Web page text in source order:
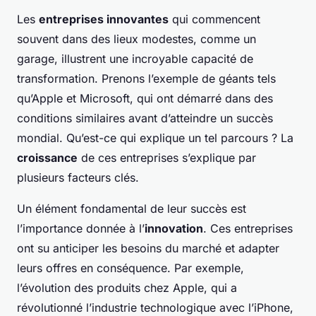
Les entreprises innovantes qui commencent
souvent dans des lieux modestes, comme un
garage, illustrent une incroyable capacité de
transformation. Prenons l’exemple de géants tels
qu’Apple et Microsoft, qui ont démarré dans des
conditions similaires avant d’atteindre un succès
mondial. Qu’est-ce qui explique un tel parcours ? La
croissance de ces entreprises s’explique par
plusieurs facteurs clés.
Un élément fondamental de leur succès est
l’importance donnée à l’innovation. Ces entreprises
ont su anticiper les besoins du marché et adapter
leurs offres en conséquence. Par exemple,
l’évolution des produits chez Apple, qui a
révolutionné l’industrie technologique avec l’iPhone,